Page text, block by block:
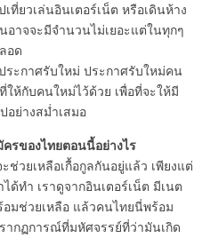
ยวเล่นอินเตอร์เน็ต หรือเดินห้าง
าจจะมีจำนวนไม่เยอะแต่ในทุกๆ
อด
ะกาศรับใหม่ ประกาศรับใหม่คน
ให้กับคนใหม่ไว้ด้วย เพื่อที่จะให้มี
อย่างสม่ำเสมอ
รของไทยตอนนี้อย่างไร
วยเหลือเกื้อกูลกันอยู่แล้ว เพียงแต่
ด้ทำ เราดูจากอินเตอร์เน็ต มีเนต
มช่วยเหลือ แล้วคนไทยนี่พร้อม
ากฏการณ์ที่มหัศจรรย์ที่ว่ามันเกิด